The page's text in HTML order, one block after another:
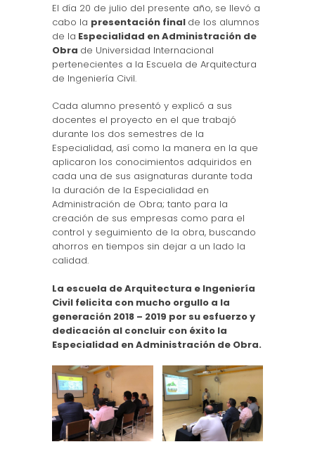
El día 20 de julio del presente año, se llevó a
cabo la presentación final de los alumnos
de la Especialidad en Administración de
Obra de Universidad Internacional
pertenecientes a la Escuela de Arquitectura
de Ingeniería Civil.
Cada alumno presentó y explicó a sus
docentes el proyecto en el que trabajó
durante los dos semestres de la
Especialidad, así como la manera en la que
aplicaron los conocimientos adquiridos en
cada una de sus asignaturas durante toda
la duración de la Especialidad en
Administración de Obra; tanto para la
creación de sus empresas como para el
control y seguimiento de la obra, buscando
ahorros en tiempos sin dejar a un lado la
calidad.
La escuela de Arquitectura e Ingeniería
Civil felicita con mucho orgullo a la
generación 2018 – 2019 por su esfuerzo y
dedicación al concluir con éxito la
Especialidad en Administración de Obra.